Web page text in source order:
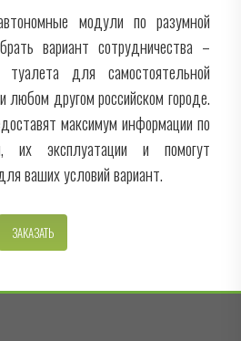
модули по разумной
вариант сотрудничества –
для самостоятельной
любом другом российском городе.
максимум информации по
их эксплуатации и помогут
ваших условий вариант.
ЗАКАЗАТЬ